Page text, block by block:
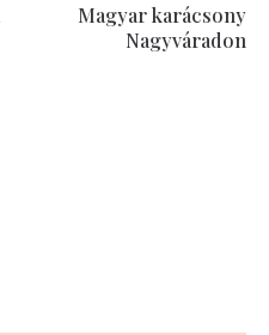
Magyar karácsony
Nagyváradon